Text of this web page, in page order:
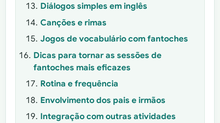
Diálogos simples em inglês
Canções e rimas
Jogos de vocabulário com fantoches
Dicas para tornar as sessões de
fantoches mais eficazes
Rotina e frequência
Envolvimento dos pais e irmãos
Integração com outras atividades